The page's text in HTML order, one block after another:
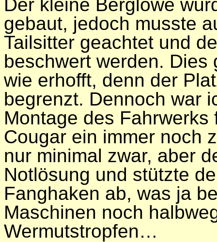
Der kleine Berglöwe
gebaut, jedoch musste
Tailsitter geachtet und
beschwert werden.
wie erhofft, denn der
begrenzt. Dennoch war
Montage des
Cougar ein immer noch
nur minimal zwar, aber
Notlösung und stützte
Fanghaken ab, was ja
Maschinen noch
Wermutstropfen…